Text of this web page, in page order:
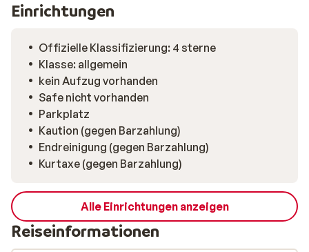
zur Verfügung stehen. Genießen Sie die Zeit zu zweit,
machen Sie die schönsten Ausflüge auf Skiern und
genießen Sie die herrliche Aussicht auf die umliegenden
Berge.
Einrichtungen
Offizielle Klassifizierung: 4 sterne
Klasse: allgemein
kein Aufzug vorhanden
Safe nicht vorhanden
Parkplatz
Kaution (gegen Barzahlung)
Endreinigung (gegen Barzahlung)
Kurtaxe (gegen Barzahlung)
Alle Einrichtungen anzeigen
Reiseinformationen